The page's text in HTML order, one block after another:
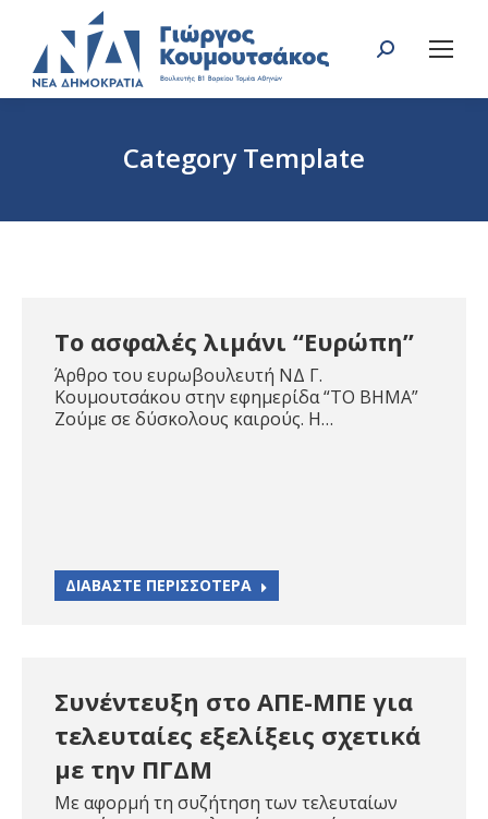
Search:
Category Template
Το ασφαλές λιμάνι “Ευρώπη”
Άρθρο του ευρωβουλευτή ΝΔ Γ.
Κουμουτσάκου στην εφημερίδα “ΤΟ ΒΗΜΑ”
Ζούμε σε δύσκολους καιρούς. Η…
ΔΙΑΒΑΣΤΕ ΠΕΡΙΣΣΟΤΕΡΑ
Συνέντευξη στο ΑΠΕ-ΜΠΕ για
τελευταίες εξελίξεις σχετικά
με την ΠΓΔΜ
Με αφορμή τη συζήτηση των τελευταίων